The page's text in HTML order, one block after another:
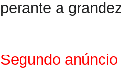
perante a
Segundo